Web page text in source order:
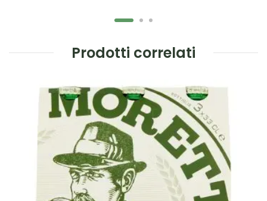
Prodotti correlati